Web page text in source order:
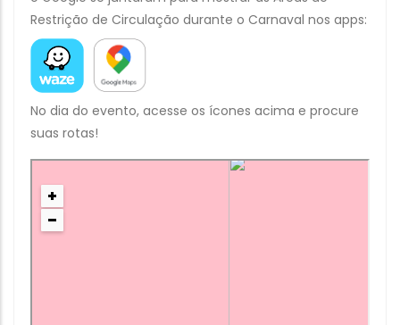
Restrição de Circulação durante o Carnaval nos apps:
No dia do evento, acesse os ícones acima e procure
suas rotas!